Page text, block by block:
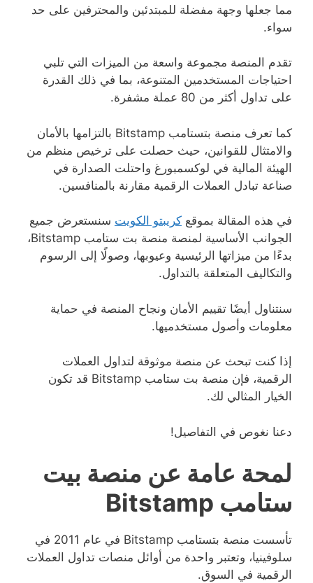
مما جعلها وجهة مفضلة للمبتدئين والمحترفين على حد
سواء.
تقدم المنصة مجموعة واسعة من الميزات التي تلبي
احتياجات المستخدمين المتنوعة، بما في ذلك القدرة
على تداول أكثر من 80 عملة مشفرة.
كما تعرف منصة بتستامب Bitstamp بالتزامها بالأمان
والامتثال للقوانين، حيث حصلت على ترخيص منظم من
الهيئة المالية في لوكسمبورغ واحتلت الصدارة في
صناعة تبادل العملات الرقمية مقارنة بالمنافسين.
في هذه المقالة بموقع كريبتو الكويت سنستعرض جميع
الجوانب الأساسية لمنصة منصة بت ستامب Bitstamp،
بدءًا من ميزاتها الرئيسية وعيوبها، وصولًا إلى الرسوم
والتكاليف المتعلقة بالتداول.
سنتناول أيضًا تقييم الأمان ونجاح المنصة في حماية
معلومات وأصول مستخدميها.
إذا كنت تبحث عن منصة موثوقة لتداول العملات
الرقمية، فإن منصة بت ستامب Bitstamp قد تكون
الخيار المثالي لك.
دعنا نغوص في التفاصيل!
لمحة عامة عن منصة بيت
ستامب Bitstamp
تأسست منصة بتستامب Bitstamp في عام 2011 في
سلوفينيا، وتعتبر واحدة من أوائل منصات تداول العملات
الرقمية في السوق.